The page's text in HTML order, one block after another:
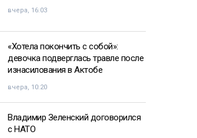
вчера, 16:03
«Хотела покончить с собой»:
девочка подверглась травле после
изнасилования в Актобе
вчера, 10:20
Владимир Зеленский договорился
с НАТО